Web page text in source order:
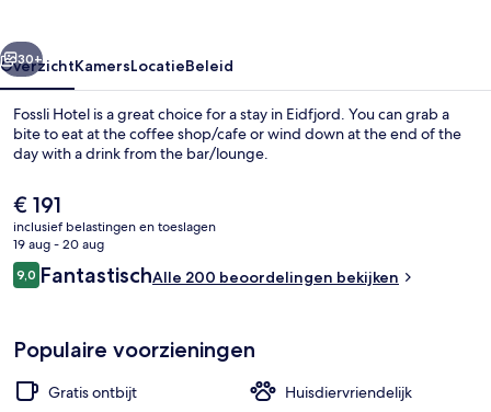
Volgende
30+
OverzichtKamersLocatieBeleid
Fossli Hotel is a great choice for a stay in Eidfjord. You can grab a
bite to eat at the coffee shop/cafe or wind down at the end of the
day with a drink from the bar/lounge.
De
huidige
prijs
is
€ 191
€ 191
inclusief belastingen en toeslagen
19 aug - 20 aug
Beoordelingen
9,09,0 op 10 –
FantastischAlle 200 beoordelingen bekijken
Populaire voorzieningen
Gratis ontbijt
Huisdiervriendelijk